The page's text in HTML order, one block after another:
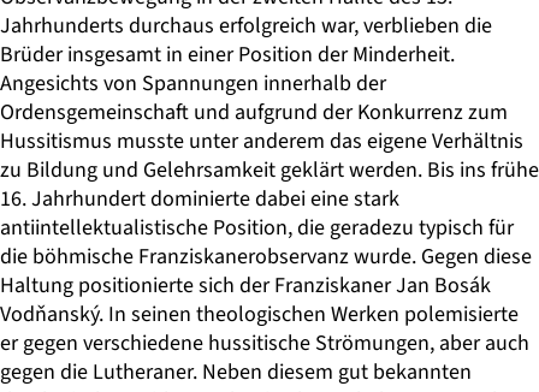
Jahrhunderts durchaus erfolgreich war, verblieben die
Brüder insgesamt in einer Position der Minderheit.
Angesichts von Spannungen innerhalb der
Ordensgemeinschaft und aufgrund der Konkurrenz zum
Hussitismus musste unter anderem das eigene Verhältnis
zu Bildung und Gelehrsamkeit geklärt werden. Bis ins frühe
16. Jahrhundert dominierte dabei eine stark
antiintellektualistische Position, die geradezu typisch für
die böhmische Franziskanerobservanz wurde. Gegen diese
Haltung positionierte sich der Franziskaner Jan Bosák
Vodňanský. In seinen theologischen Werken polemisierte
er gegen verschiedene hussitische Strömungen, aber auch
gegen die Lutheraner. Neben diesem gut bekannten